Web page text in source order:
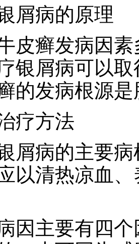
屑病的原理
皮癣发病因
银屑病可以
的发病根源
疗方法
屑病的主要
以清热凉血
因主要有四